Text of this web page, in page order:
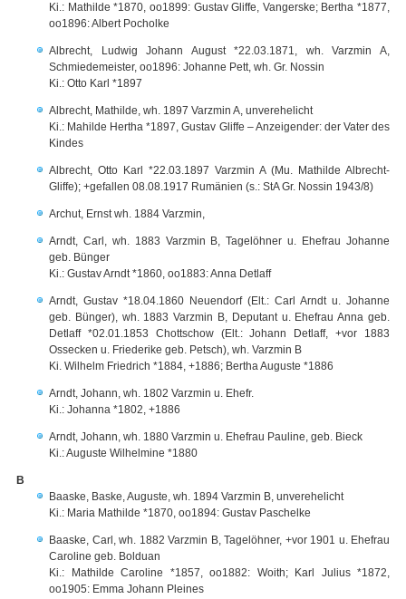
Ki.: Mathilde *1870, oo1899: Gustav Gliffe, Vangerske; Bertha *1877,
oo1896: Albert Pocholke
Albrecht, Ludwig Johann August *22.03.1871, wh. Varzmin A,
Schmiedemeister, oo1896: Johanne Pett, wh. Gr. Nossin
Ki.: Otto Karl *1897
Albrecht, Mathilde, wh. 1897 Varzmin A, unverehelicht
Ki.: Mahilde Hertha *1897, Gustav Gliffe – Anzeigender: der Vater des
Kindes
Albrecht, Otto Karl *22.03.1897 Varzmin A (Mu. Mathilde Albrecht-
Gliffe); +gefallen 08.08.1917 Rumänien (s.: StA Gr. Nossin 1943/8)
Archut, Ernst wh. 1884 Varzmin,
Arndt, Carl, wh. 1883 Varzmin B, Tagelöhner u. Ehefrau Johanne
geb. Bünger
Ki.: Gustav Arndt *1860, oo1883: Anna Detlaff
Arndt, Gustav *18.04.1860 Neuendorf (Elt.: Carl Arndt u. Johanne
geb. Bünger), wh. 1883 Varzmin B, Deputant u. Ehefrau Anna geb.
Detlaff *02.01.1853 Chottschow (Elt.: Johann Detlaff, +vor 1883
Ossecken u. Friederike geb. Petsch), wh. Varzmin B
Ki. Wilhelm Friedrich *1884, +1886; Bertha Auguste *1886
Arndt, Johann, wh. 1802 Varzmin u. Ehefr.
Ki.: Johanna *1802, +1886
Arndt, Johann, wh. 1880 Varzmin u. Ehefrau Pauline, geb. Bieck
Ki.: Auguste Wilhelmine *1880
B
Baaske, Baske, Auguste, wh. 1894 Varzmin B, unverehelicht
Ki.: Maria Mathilde *1870, oo1894: Gustav Paschelke
Baaske, Carl, wh. 1882 Varzmin B, Tagelöhner, +vor 1901 u. Ehefrau
Caroline geb. Bolduan
Ki.: Mathilde Caroline *1857, oo1882: Woith; Karl Julius *1872,
oo1905: Emma Johann Pleines